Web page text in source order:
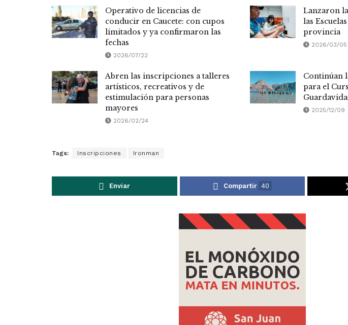
Operativo de licencias de
conducir en Caucete: con cupos
limitados y ya confirmaron las
fechas
2026/07/22
Lanzaron
las
provincia
2026/03/05
Abren las inscripciones a talleres
artísticos, recreativos y de
estimulación para personas
mayores
2026/02/24
Continúan
para el
2025/12/09
Tags: Inscripciones Ironman
Enviar Compartir 40